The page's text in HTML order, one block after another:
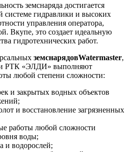
земснаряда достигается
системе гидравлики и высоких
управления оператора,
Вкупе, это создает идеальную
гидротехнических работ.
земснарядовWatermaster,
РТК «ЭЛДИ» выполняют
любой степени сложности:
и закрытых водных объектов
и восстановление загрязненных
работы любой сложности
воды;
и водорослей;